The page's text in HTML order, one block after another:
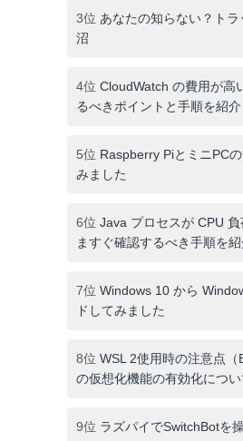
3位 あなたの知らない？ト
沼
4位 CloudWatch の費用が高
るべきポイントと手順を紹介
5位 Raspberry PiとミニPC
みました
6位 Java プロセスが CPU
ますぐ確認するべき手順を紹
7位 Windows 10 から
ドしてみました
8位 WSL 2使用時の注意点
の仮想化機能の有効化につい
9位 ラズパイでSwitchBotを